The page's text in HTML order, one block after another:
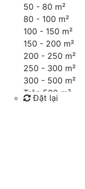
50 - 80 m²
80 - 100 m²
100 - 150 m²
150 - 200 m²
200 - 250 m²
250 - 300 m²
300 - 500 m²
Trên 500 m²
Đặt lại